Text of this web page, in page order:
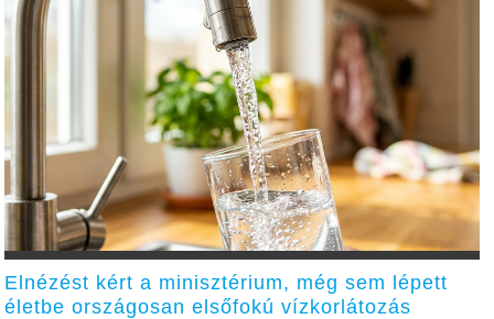
Elnézést kért a minisztérium, még sem lépett
életbe országosan elsőfokú vízkorlátozás